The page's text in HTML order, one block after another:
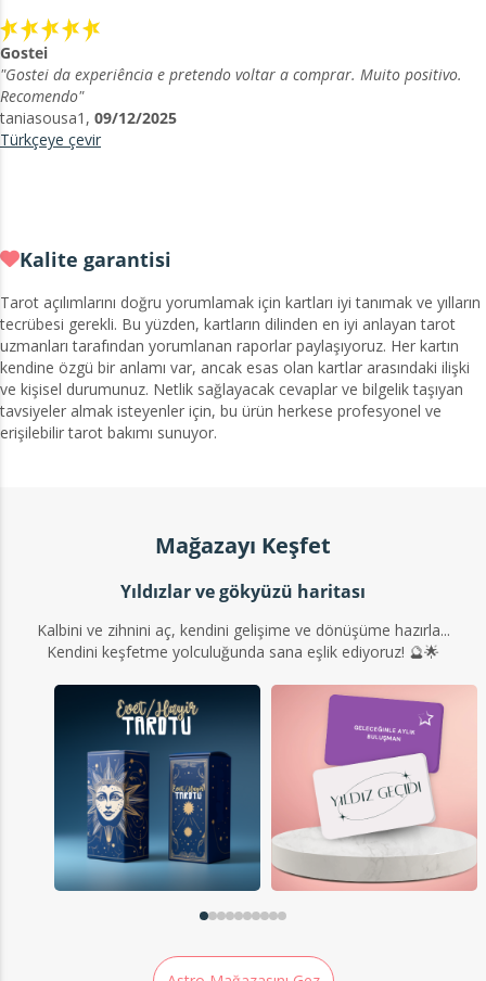
Gostei
"Gostei da experiência e pretendo voltar a comprar. Muito positivo.
Recomendo"
taniasousa1, 09/12/2025
Türkçeye çevir
Kalite garantisi
Tarot açılımlarını doğru yorumlamak için kartları iyi tanımak ve yılların
tecrübesi gerekli. Bu yüzden, kartların dilinden en iyi anlayan tarot
uzmanları tarafından yorumlanan raporlar paylaşıyoruz. Her kartın
kendine özgü bir anlamı var, ancak esas olan kartlar arasındaki ilişki
ve kişisel durumunuz. Netlik sağlayacak cevaplar ve bilgelik taşıyan
tavsiyeler almak isteyenler için, bu ürün herkese profesyonel ve
erişilebilir tarot bakımı sunuyor.
Mağazayı Keşfet
Yıldızlar ve gökyüzü haritası
Kalbini ve zihnini aç, kendini gelişime ve dönüşüme hazırla...
Kendini keşfetme yolculuğunda sana eşlik ediyoruz! 🔮🌟